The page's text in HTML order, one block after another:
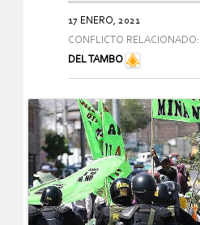
17 ENERO, 2021
CONFLICTO RELACIONADO:
DEL TAMBO